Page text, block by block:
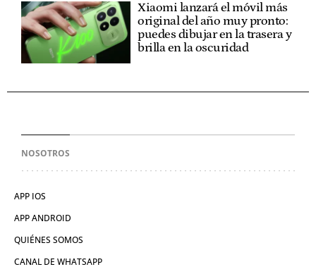
Xiaomi lanzará el móvil más
original del año muy pronto:
puedes dibujar en la trasera y
brilla en la oscuridad
NOSOTROS
APP IOS
APP ANDROID
QUIÉNES SOMOS
CANAL DE WHATSAPP